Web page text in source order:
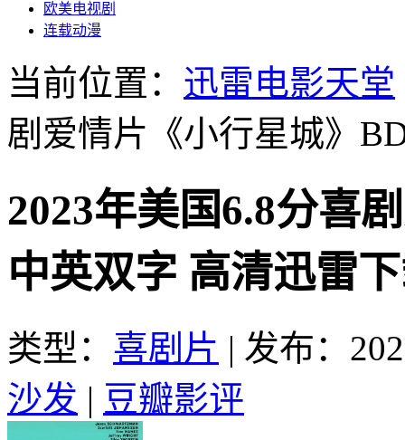
欧美电视剧
连载动漫
当前位置： 迅雷电影天堂
剧爱情片《小行星城》
2023年美国6.8分喜
中英双字 高清迅雷
类型： 喜剧片 | 发布：
沙发 | 豆瓣影评